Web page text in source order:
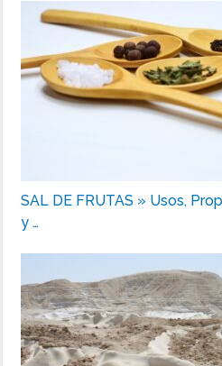
SAL DE FRUTAS » Usos,
y …